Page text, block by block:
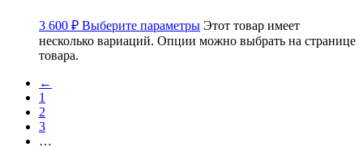
3 600 ₽ Выберите параметры Этот товар имеет
несколько вариаций. Опции можно выбрать на странице
товара.
←
1
2
3
…